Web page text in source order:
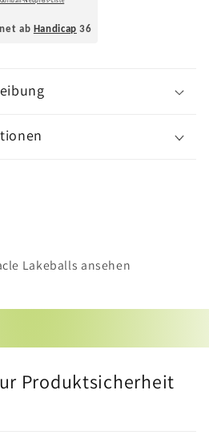
ab Handicap 36
Lakeballs ansehen
Produktsicherheit